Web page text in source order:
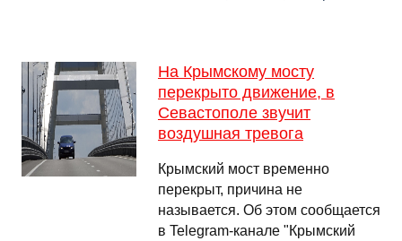
На Крымскому мосту
перекрыто движение, в
Севастополе звучит
воздушная тревога
Крымский мост временно
перекрыт, причина не
называется. Об этом сообщается
в Telegram-канале "Крымский